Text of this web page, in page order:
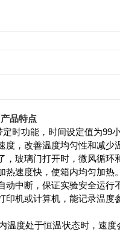
产品特点
时功能，时间设定值为99小
，改善温度均匀性和减少
玻璃门打开时，微风循环
速度快，使箱内均匀加热。
动中断，保证实验安全运行
印机或计算机，能记录温度
温度处于恒温状态时，速